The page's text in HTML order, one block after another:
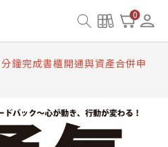
0
開通常見問題
鐘完成書櫃開通與資產合併申
升級重要說明及資產合併結果